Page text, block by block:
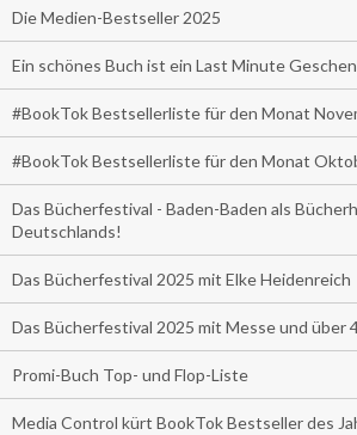
Die Medien-Bestseller 2025
Ein schönes Buch ist ein Last Minute
#BookTok Bestsellerliste für den Monat
#BookTok Bestsellerliste für den Monat
Das Bücherfestival - Baden-Baden als
Deutschlands!
Das Bücherfestival 2025 mit Elke Heidenreich
Das Bücherfestival 2025 mit Messe und über
Promi-Buch Top- und Flop-Liste
Media Control kürt BookTok Bestseller des